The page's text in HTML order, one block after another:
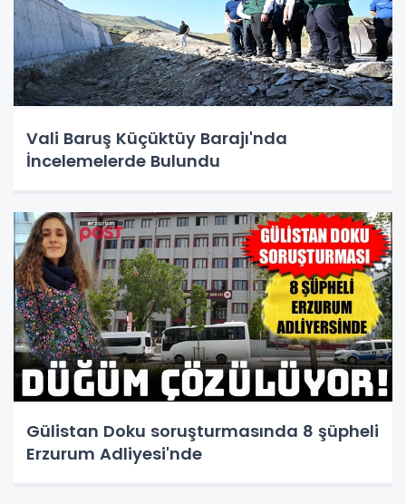
Vali Baruş Küçüktüy Barajı'nda
İncelemelerde Bulundu
Gülistan Doku soruşturmasında 8 şüpheli
Erzurum Adliyesi'nde